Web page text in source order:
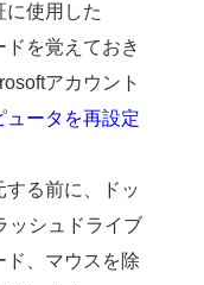
に使用した
を覚えておき
アカウント
ュータを再設定
する前に、ドッ
ッシュドライブ
ド、マウスを除